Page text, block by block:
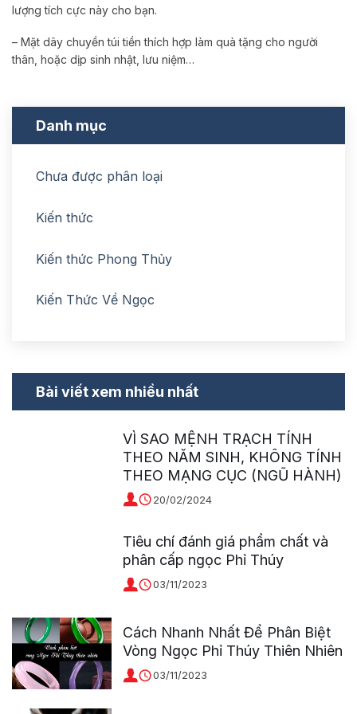
Danh mục
Chưa được phân loại
Kiến thức
Kiến thức Phong Thủy
Kiến Thức Về Ngọc
Bài viết xem nhiều nhất
VÌ SAO MỆNH TRẠCH TÍNH
THEO NĂM SINH, KHÔNG TÍNH
THEO MẠNG CỤC (NGŨ HÀNH)
20/02/2024
Tiêu chí đánh giá phẩm chất và
phân cấp ngọc Phỉ Thúy
03/11/2023
Cách Nhanh Nhất Để Phân Biệt
Vòng Ngọc Phỉ Thúy Thiên Nhiên
03/11/2023
lượng tích cực này cho bạn.
– Mặt dây chuyền túi tiền thích hợp làm quà tặng cho người
thân, hoặc dịp sinh nhật, lưu niệm…